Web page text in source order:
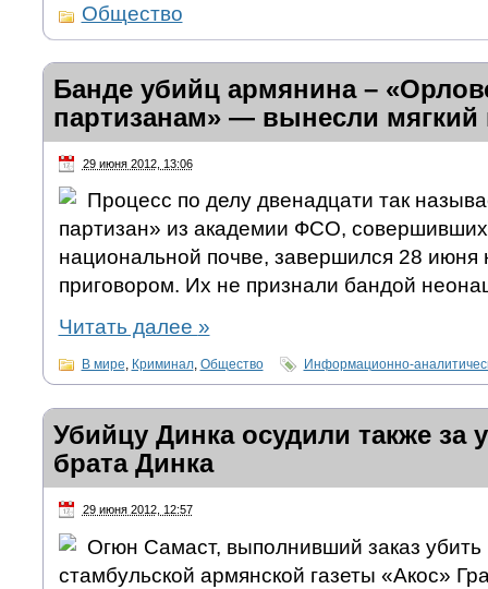
Общество
Банде убийц армянина –
партизанам» — вынесли мягкий
29 июня 2012, 13:06
Процесс по делу двенадцати так
партизан» из академии ФСО,
национальной почве, завершился 28 июня
приговором. Их не признали бандой
Читать далее »
В мире, Криминал, Общество Информационно-
Убийцу Динка осудили также за
брата Динка
29 июня 2012, 12:57
Огюн Самаст, выполнивший заказ убить
стамбульской армянской газеты «Акос»